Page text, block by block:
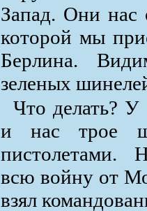
Запад. Они нас
которой мы
Берлина.
зеленых
Что делать? У
и нас трое
пистолетами.
всю войну от
взял